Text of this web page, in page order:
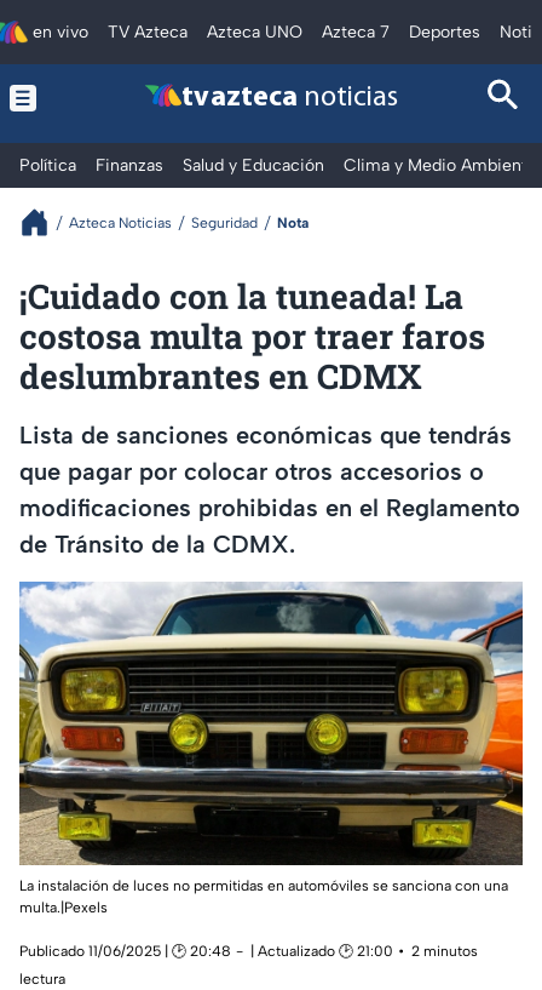
en vivo TV Azteca Azteca UNO Azteca 7 Deportes
tv azteca noticias
Política Finanzas Salud y Educación Clima y Medio Ambiente
Azteca Noticias Seguridad Nota
¡Cuidado con la tuneada! La
costosa multa por traer faros
deslumbrantes en CDMX
Lista de sanciones económicas que tendrás
que pagar por colocar otros accesorios o
modificaciones prohibidas en el Reglamento
de Tránsito de la CDMX.
La instalación de luces no permitidas en automóviles se sanciona con una
multa.|Pexels
Publicado 11/06/2025 | 🕑 20:48 | Actualizado 🕑 21:00
2 minutos
lectura